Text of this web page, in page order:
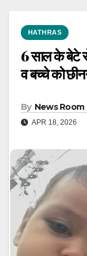
HATHRAS
6 साल के बेटे से
व बच्चे को
By News Room
APR 18, 2026